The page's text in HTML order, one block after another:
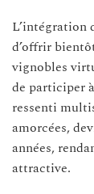
L’intégration
d’offrir
vignobles
de participer
ressenti
amorcées,
années,
attractive.